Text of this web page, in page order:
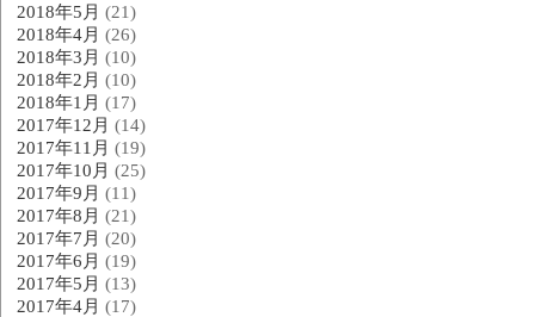
2018年5月 (21)
2018年4月 (26)
2018年3月 (10)
2018年2月 (10)
2018年1月 (17)
2017年12月 (14)
2017年11月 (19)
2017年10月 (25)
2017年9月 (11)
2017年8月 (21)
2017年7月 (20)
2017年6月 (19)
2017年5月 (13)
2017年4月 (17)